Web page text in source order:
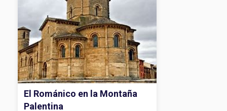
El Románico en la Montaña
Palentina